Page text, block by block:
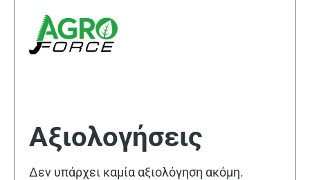
Αξιολογήσεις
Δεν υπάρχει καμία αξιολόγηση ακόμη.